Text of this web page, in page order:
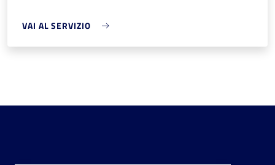
VAI AL SERVIZIO